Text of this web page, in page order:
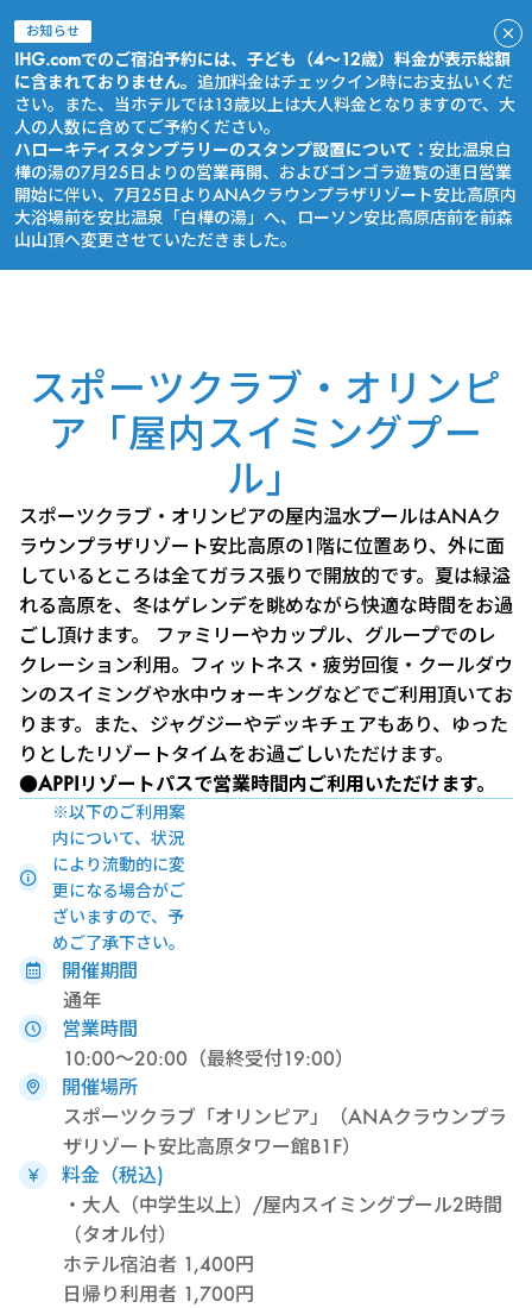
お知らせ
IHG.comでのご宿泊予約には、子ども（4～12歳）料金が表示総額
に含まれておりません。 追加料金はチェックイン時にお支払いくだ
さい。また、当ホテルでは13歳以上は大人料金となりますので、大
人の人数に含めてご予約ください。
ハローキティスタンプラリーのスタンプ設置について： 安比温泉白
樺の湯の7月25日よりの営業再開、およびゴンゴラ遊覧の連日営業
開始に伴い、7月25日よりANAクラウンプラザリゾート安比高原内
大浴場前を安比温泉「白樺の湯」へ、ローソン安比高原店前を前森
山山頂へ変更させていただきました。
スポーツクラブ・オリンピ
ア「屋内スイミングプー
ル」
スポーツクラブ・オリンピアの屋内温水プールはANAク
ラウンプラザリゾート安比高原の1階に位置あり、外に面
しているところは全てガラス張りで開放的です。夏は緑溢
れる高原を、冬はゲレンデを眺めながら快適な時間をお過
ごし頂けます。 ファミリーやカップル、グループでのレ
クレーション利用。フィットネス・疲労回復・クールダウ
ンのスイミングや水中ウォーキングなどでご利用頂いてお
ります。また、ジャグジーやデッキチェアもあり、ゆった
りとしたリゾートタイムをお過ごしいただけます。
●APPIリゾートパスで営業時間内ご利用いただけます。
※以下のご利用案
内について、状況
により流動的に変
更になる場合がご
ざいますので、予
めご了承下さい。
開催期間
通年
営業時間
10:00～20:00（最終受付19:00）
開催場所
スポーツクラブ「オリンピア」（ANAクラウンプラ
ザリゾート安比高原タワー館B1F）
料金（税込)
・大人（中学生以上）/屋内スイミングプール2時間
（タオル付）
ホテル宿泊者 1,400円
日帰り利用者 1,700円